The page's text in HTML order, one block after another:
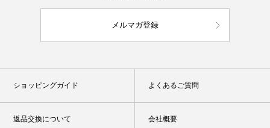
メルマガ登録
ショッピングガイド よくあるご質問
返品交換について 会社概要